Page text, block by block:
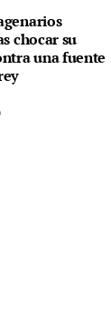
chocar su
una fuente